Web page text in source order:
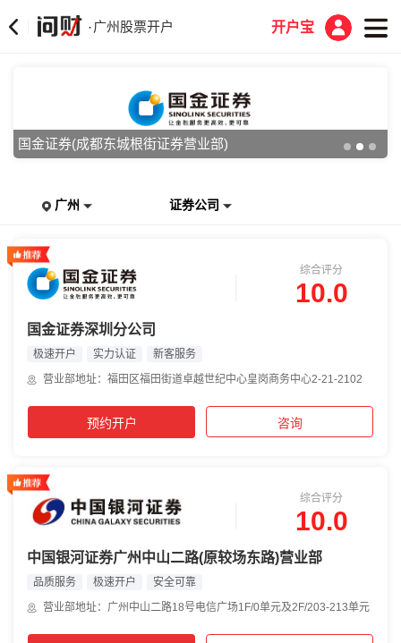
·广州股票开户 开户宝
国金证券(成都东城根街证券营业部)
广州 证券公司
综合评分
10.0
国金证券深圳分公司
极速开户 实力认证
新客服务
营业部地址：福田区福田街道卓越世纪中心皇岗商务中心2-21-2102
预约开户 咨询
综合评分
10.0
中国银河证券广州中山二路(原较场东路)营业部
品质服务 极速开户
安全可靠
营业部地址：广州中山二路18号电信广场1F/0单元及2F/203-213单元